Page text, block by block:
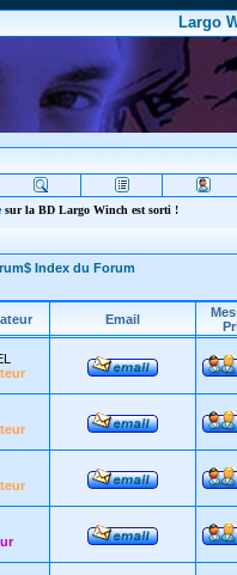
Largo
sur la BD Largo Winch est sorti !
Index du Forum
Email